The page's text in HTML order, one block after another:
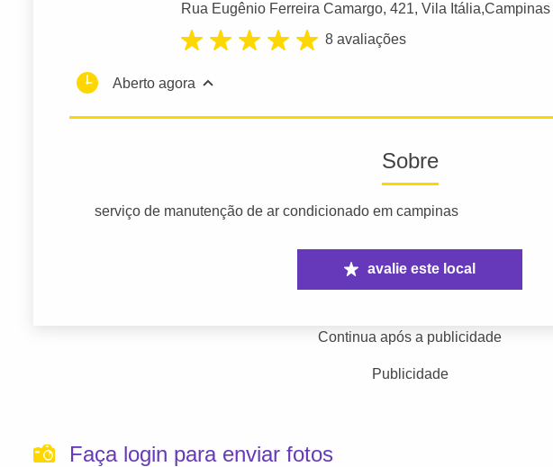
Rua Eugênio Ferreira Camargo, 421, Vila Itália,Campinas
8 avaliações
Aberto agora
Sobre
serviço de manutenção de ar condicionado em campinas
avalie este local
Continua após a publicidade
Publicidade
Faça login para enviar fotos